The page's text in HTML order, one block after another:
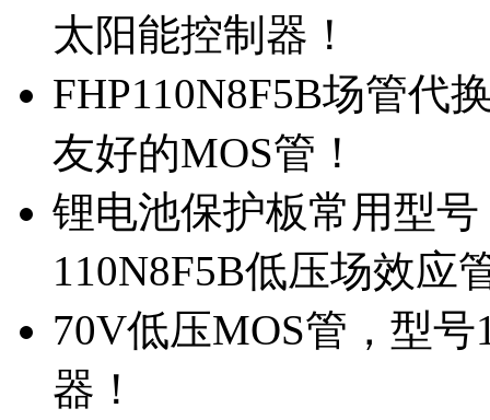
太阳能控制器！
FHP110N8F5B场管代
友好的MOS管！
锂电池保护板常用型
110N8F5B低压场效应
70V低压MOS管，型
器！